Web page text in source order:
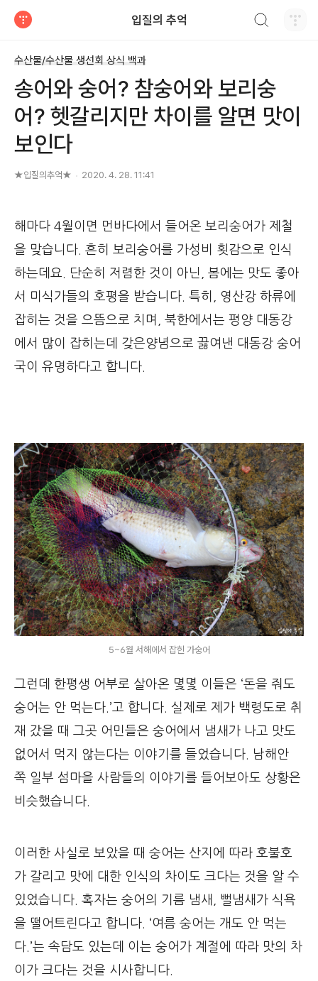
입질의 추억
수산물/수산물 생선회 상식 백과
송어와 숭어? 참숭어와 보리숭
어? 헷갈리지만 차이를 알면 맛이
보인다
★입질의추억★ 2020. 4. 28. 11:41
해마다 4월이면 먼바다에서 들어온 보리숭어가 제철
을 맞습니다. 흔히 보리숭어를 가성비 횟감으로 인식
하는데요. 단순히 저렴한 것이 아닌, 봄에는 맛도 좋아
서 미식가들의 호평을 받습니다. 특히, 영산강 하류에
잡히는 것을 으뜸으로 치며, 북한에서는 평양 대동강
에서 많이 잡히는데 갖은양념으로 끓여낸 대동강 숭어
국이 유명하다고 합니다.
5~6월 서해에서 잡힌 가숭어
그런데 한평생 어부로 살아온 몇몇 이들은 ‘돈을 줘도
숭어는 안 먹는다.’고 합니다. 실제로 제가 백령도로 취
재 갔을 때 그곳 어민들은 숭어에서 냄새가 나고 맛도
없어서 먹지 않는다는 이야기를 들었습니다. 남해안
쪽 일부 섬마을 사람들의 이야기를 들어보아도 상황은
비슷했습니다.
이러한 사실로 보았을 때 숭어는 산지에 따라 호불호
가 갈리고 맛에 대한 인식의 차이도 크다는 것을 알 수
있었습니다. 혹자는 숭어의 기름 냄새, 뻘냄새가 식욕
을 떨어트린다고 합니다. ‘여름 숭어는 개도 안 먹는
다.’는 속담도 있는데 이는 숭어가 계절에 따라 맛의 차
이가 크다는 것을 시사합니다.